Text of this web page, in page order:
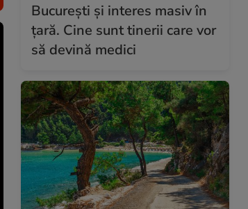
București și interes masiv în
țară. Cine sunt tinerii care vor
să devină medici